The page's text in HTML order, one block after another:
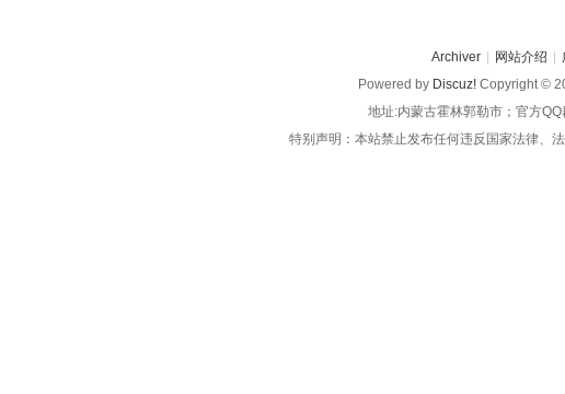
Archiver 网站介绍
Powered by Discuz! Copyright ©
地址:内蒙古霍林郭勒市；官方QQ
特别声明：本站禁止发布任何违反国家法律、